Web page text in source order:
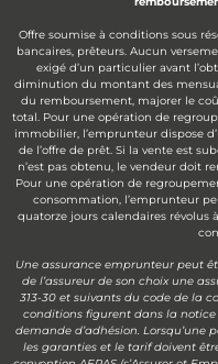
Offre soumise à conditions sous
bancaires, prêteurs. Aucun
exigé d’un particulier avant
diminution du montant des
du remboursement, majorer le
total. Pour une opération de
immobilier, l’emprunteur dispose
de l’offre de prêt. Si la vente est
n’est pas obtenu, le vendeur doit
Pour une opération de
consommation, l’emprunteur
quatorze jours calendaires révolus
Une assurance emprunteur peut
de l’assureur de son choix une
313-30 et suivants du code de la
conditions figurent dans la
demande d’adhésion. Lorsqu’une
les garanties et le tarif doivent